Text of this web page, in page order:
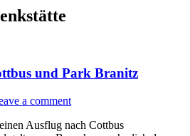
und Park Branitz
a comment
Ausflug nach Cottbus